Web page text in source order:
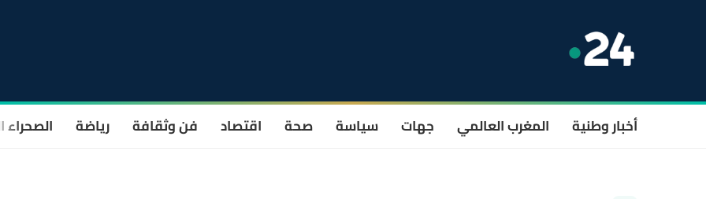
أخبار وطنية المغرب العالمي جهات سياسة صحة اقتصاد فن وثقافة رياضة الصحراء